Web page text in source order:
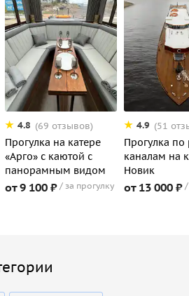
4.8 (69 отзывов)
Прогулка на катере
«Арго» с каютой с
панорамным видом
от 9 100 ₽ за прогулку
4.9 (51
Прогулка
каналам на
Новик
от 13 000 ₽